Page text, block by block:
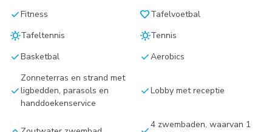
checkFitness favoriteTafelvoetbal
sunnyTafeltennis sunnyTennis
checkBasketbal checkAerobics
check
Zonneterras en strand met
ligbedden, parasols en
handdoekenservice
checkLobby met receptie
4 zwembaden, waarvan 1